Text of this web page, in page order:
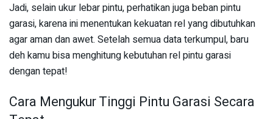
Jadi, selain ukur lebar pintu, perhatikan juga beban pintu
garasi, karena ini menentukan kekuatan rel yang dibutuhkan
agar aman dan awet. Setelah semua data terkumpul, baru
deh kamu bisa menghitung kebutuhan rel pintu garasi
dengan tepat!
Cara Mengukur Tinggi Pintu Garasi Secara